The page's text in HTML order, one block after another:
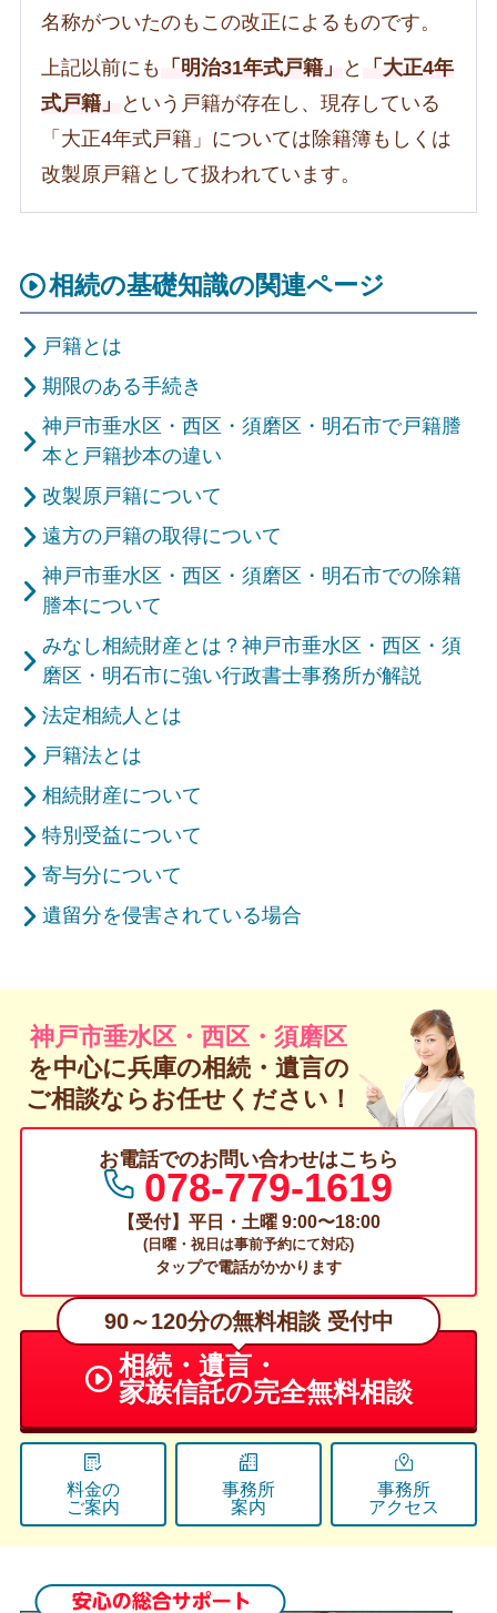
名称がついたのもこの改正によるものです。
上記以前にも 「明治31年式戸籍」 と
「大正4年
式戸籍」
という戸籍が存在し、現存している
「大正4年式戸籍」については除籍簿もしくは
改製原戸籍として扱われています。
相続の基礎知識の関連ページ
戸籍とは
期限のある手続き
神戸市垂水区・西区・須磨区・明石市で戸籍謄
本と戸籍抄本の違い
改製原戸籍について
遠方の戸籍の取得について
神戸市垂水区・西区・須磨区・明石市での除籍
謄本について
みなし相続財産とは？神戸市垂水区・西区・須
磨区・明石市に強い行政書士事務所が解説
法定相続人とは
戸籍法とは
相続財産について
特別受益について
寄与分について
遺留分を侵害されている場合
神戸市垂水区・西区・須磨区
を中心に兵庫の相続・遺言の
ご相談ならお任せください！
お電話でのお問い合わせはこちら
078-779-1619
【受付】平日・土曜 9:00〜18:00
(日曜・祝日は事前予約にて対応)
タップで電話がかかります
90～120分の無料相談 受付中
相続・遺言・
家族信託の完全無料相談
料金の
ご案内
事務所
案内
事務所
アクセス